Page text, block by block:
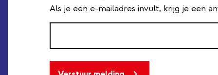
Als je een e-mailadres invult, krijg je een